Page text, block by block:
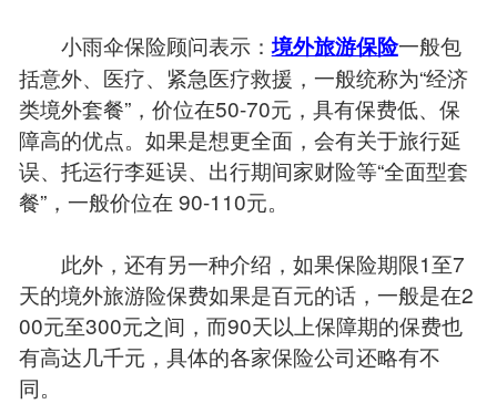
小雨伞保险顾问表示：境外旅游保险一般包
括意外、医疗、紧急医疗救援，一般统称为“经济
类境外套餐”，价位在50-70元，具有保费低、保
障高的优点。如果是想更全面，会有关于旅行延
误、托运行李延误、出行期间家财险等“全面型套
餐”，一般价位在 90-110元。
此外，还有另一种介绍，如果保险期限1至7
天的境外旅游险保费如果是百元的话，一般是在2
00元至300元之间，而90天以上保障期的保费也
有高达几千元，具体的各家保险公司还略有不
同。